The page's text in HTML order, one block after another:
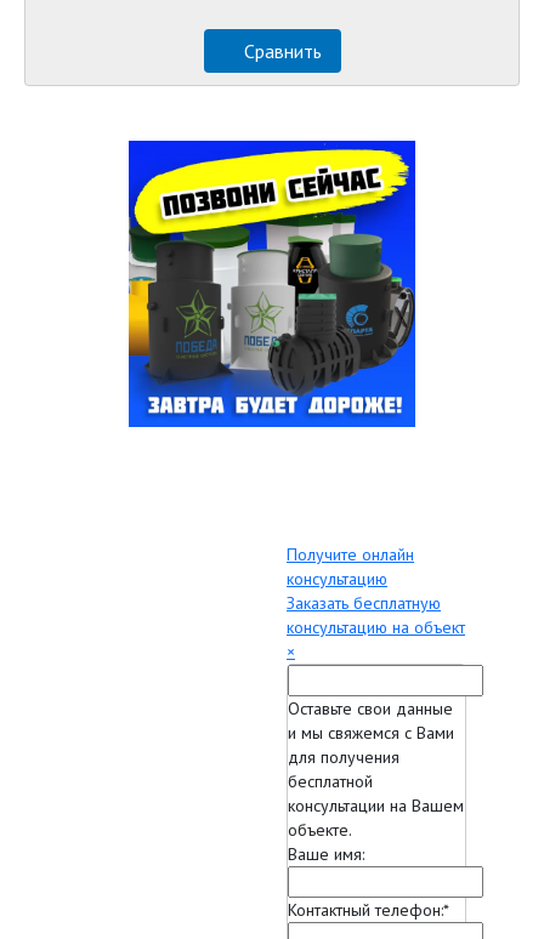
Сравнить
Получите онлайн
консультацию
Заказать бесплатную
консультацию на объект
×
Оставьте свои данные
и мы свяжемся с Вами
для получения
бесплатной
консультации на Вашем
объекте.
Ваше имя:
Контактный телефон:*